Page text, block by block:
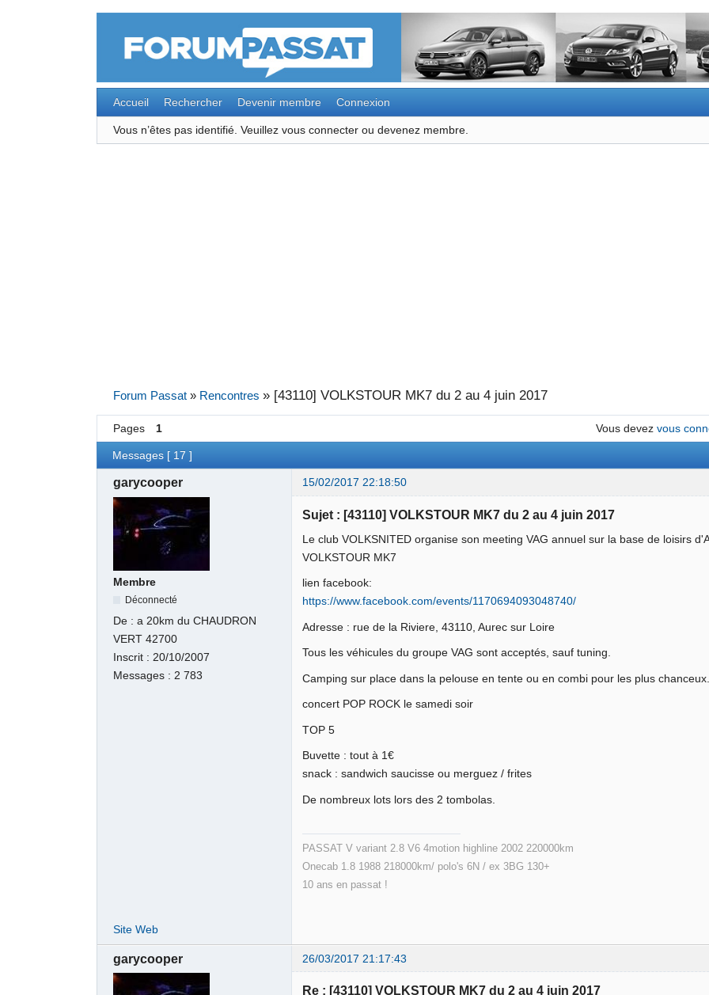
Accueil Rechercher Devenir membre Connexion
Vous n’êtes pas identifié. Veuillez vous connecter ou devenez membre.
Forum Passat » Rencontres » [43110] VOLKSTOUR MK7 du 2 au 4 juin 2017
Pages 1 Vous devez vous
Messages [ 17 ]
garycooper 15/02/2017 22:18:50
Membre
Déconnecté
De :a 20km du CHAUDRON
VERT 42700
Inscrit :20/10/2007
Messages :2 783
Sujet : [43110] VOLKSTOUR MK7 du 2 au 4 juin 2017
Le club VOLKSNITED organise son meeting VAG annuel sur la base de loisirs
VOLKSTOUR MK7
lien facebook:
https://www.facebook.com/events/1170694093048740/
Adresse : rue de la Riviere, 43110, Aurec sur Loire
Tous les véhicules du groupe VAG sont acceptés, sauf tuning.
Camping sur place dans la pelouse en tente ou en combi pour les plus
concert POP ROCK le samedi soir
TOP 5
Buvette : tout à 1€
snack : sandwich saucisse ou merguez / frites
De nombreux lots lors des 2 tombolas.
PASSAT V variant 2.8 V6 4motion highline 2002 220000km
Onecab 1.8 1988 218000km/ polo's 6N / ex 3BG 130+
10 ans en passat !
Site Web
garycooper 26/03/2017 21:17:43
Re : [43110] VOLKSTOUR MK7 du 2 au 4 juin 2017